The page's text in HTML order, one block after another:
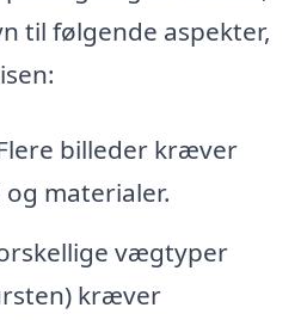
til følgende aspekter,
billeder kræver
materialer.
vægtyper
kræver